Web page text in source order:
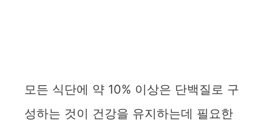
모든 식단에 약 10% 이상은 단백질로 구
성하는 것이 건강을 유지하는데 필요한